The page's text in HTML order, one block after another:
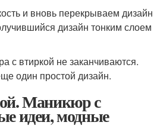
и вновь перекрываем дизайн
дизайн тонким слоем
с втиркой не заканчиваются.
один простой дизайн.
Маникюр с
идеи, модные